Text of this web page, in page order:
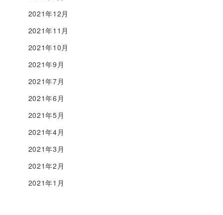
2021年12月
2021年11月
2021年10月
2021年9月
2021年7月
2021年6月
2021年5月
2021年4月
2021年3月
2021年2月
2021年1月